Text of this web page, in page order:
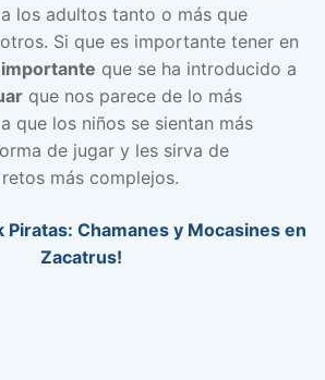
los adultos tanto o más que
Si que es importante tener en
que se ha introducido a
que nos parece de lo más
que los niños se sientan más
de jugar y les sirva de
más complejos.
Piratas: Chamanes y Mocasines en
Zacatrus!